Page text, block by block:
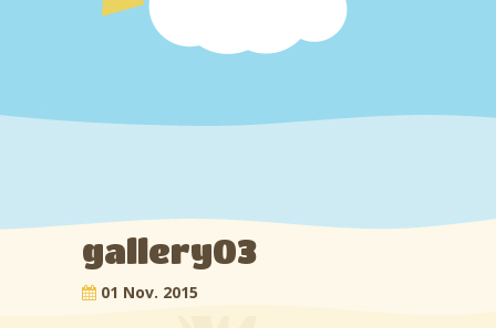
gallery03
01 Nov. 2015